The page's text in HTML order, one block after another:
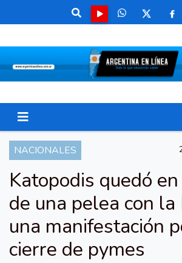
NACIONALES
Katopodis quedó
de una pelea con la
una manifestación
cierre de pymes